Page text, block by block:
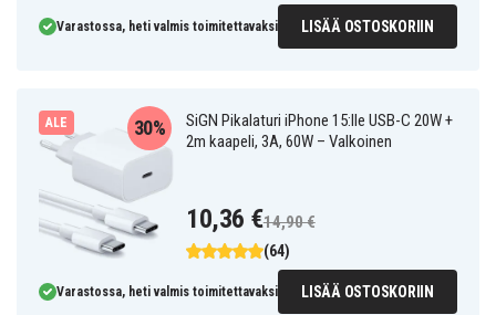
Varastossa, heti valmis toimitettavaksi LISÄÄ OSTOSKORIIN
ALE
SiGN Pikalaturi iPhone 15:lle USB-C 20W +
2m kaapeli, 3A, 60W – Valkoinen
(64)
30%
10,36 €14,90 €
Varastossa, heti valmis toimitettavaksi LISÄÄ OSTOSKORIIN